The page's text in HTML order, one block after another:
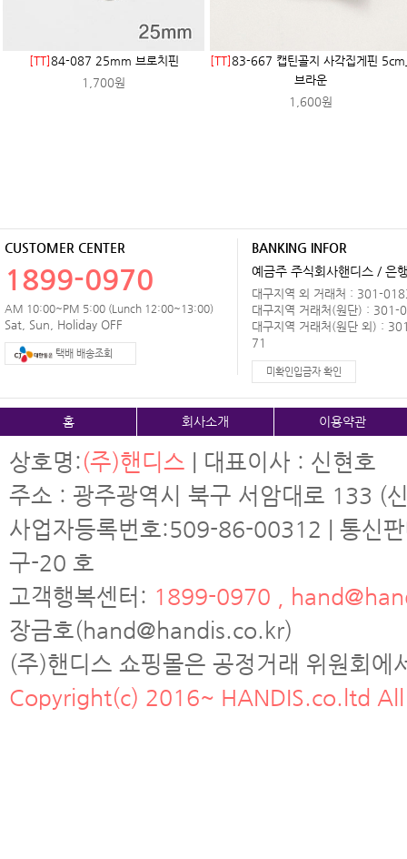
[TT]84-087 25mm 브로치핀
1,700원
[TT]83-667 캡틴골지 사각집게핀
브라운
1,600원
CUSTOMER CENTER
1899-0970
AM 10:00~PM 5:00 (Lunch 12:00~13:00)
Sat, Sun, Holiday OFF
택배 배송조회
BANKING INFOR
예금주 주식회사핸디스 / 은
대구지역 외 거래처 : 301-
대구지역 거래처(원단) :
대구지역 거래처(원단 외) :
71
미확인입금자 확인
홈 회사소개 이용약관
상호명:(주)핸디스 | 대표이사 : 신현호
주소 : 광주광역시 북구 서암대로 133 (
사업자등록번호:509-86-00312 | 통신
구-20 호
고객행복센터: 1899-0970 ,
장금호(hand@handis.co.kr)
(주)핸디스 쇼핑몰은 공정거래 위원회
Copyright(c) 2016~ HANDIS.co.ltd